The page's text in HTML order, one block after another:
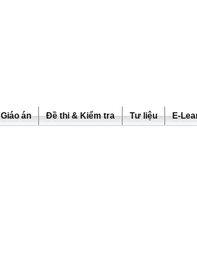
Giáo án Đề thi & Kiểm tra Tư liệu E-